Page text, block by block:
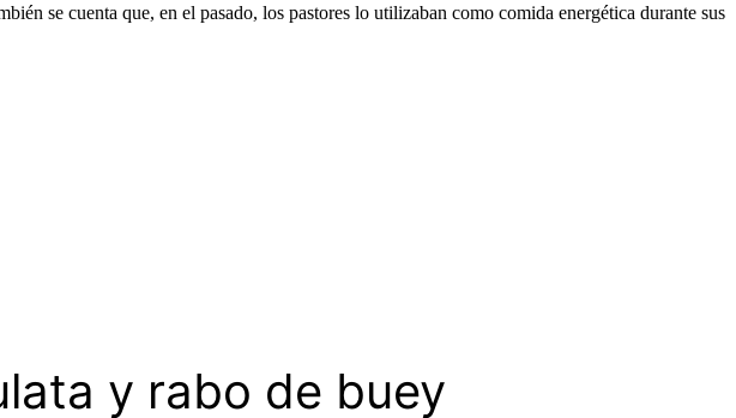
se cuenta que, en el pasado, los pastores lo utilizaban como comida energética durante sus
y rabo de buey